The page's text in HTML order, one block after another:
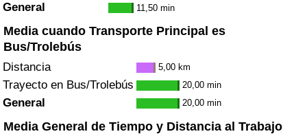
General 11,50 min
Media cuando Transporte Principal es
Bus/Trolebús
Distancia 5,00 km
Trayecto en Bus/Trolebús 20,00 min
General 20,00 min
Media General de Tiempo y Distancia al Trabajo